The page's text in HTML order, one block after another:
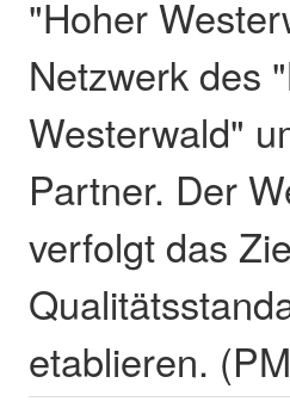
"Hoher
Netzwerk des
Westerwald"
Partner. Der
verfolgt das
etablieren.